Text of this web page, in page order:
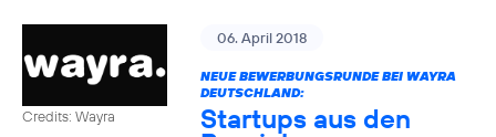
Credits: Wayra
06. April 2018
NEUE BEWERBUNGSRUNDE BEI WAYRA
DEUTSCHLAND:
Startups aus den